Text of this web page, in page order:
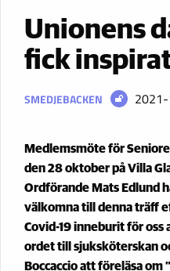
Unionens
fick
SMEDJEBACKEN
Medlemsmöte för
den 28 oktober på Villa
Ordförande Mats Edlund
välkomna till denna träff
Covid-19 inneburit för oss
ordet till sjuksköterskan
Boccaccio att föreläsa om